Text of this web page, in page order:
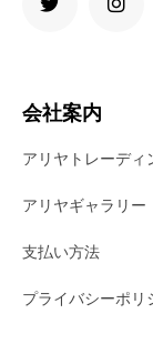
会社案内
アリヤトレーディ
アリヤギャラリー
支払い方法
プライバシーポリ